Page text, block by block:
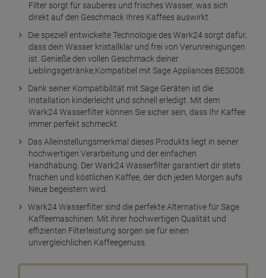
Filter sorgt für sauberes und frisches Wasser, was sich
direkt auf den Geschmack Ihres Kaffees auswirkt.
Die speziell entwickelte Technologie des Wark24 sorgt dafür,
dass dein Wasser kristallklar und frei von Verunreinigungen
ist. Genieße den vollen Geschmack deiner
Lieblingsgetränke,Kompatibel mit Sage Appliances BES008.
Dank seiner Kompatibilität mit Sage Geräten ist die
Installation kinderleicht und schnell erledigt. Mit dem
Wark24 Wasserfilter können Sie sicher sein, dass Ihr Kaffee
immer perfekt schmeckt.
Das Alleinstellungsmerkmal dieses Produkts liegt in seiner
hochwertigen Verarbeitung und der einfachen
Handhabung. Der Wark24 Wasserfilter garantiert dir stets
frischen und köstlichen Kaffee, der dich jeden Morgen aufs
Neue begeistern wird.
Wark24 Wasserfilter sind die perfekte Alternative für Sage
Kaffeemaschinen. Mit ihrer hochwertigen Qualität und
effizienten Filterleistung sorgen sie für einen
unvergleichlichen Kaffeegenuss.